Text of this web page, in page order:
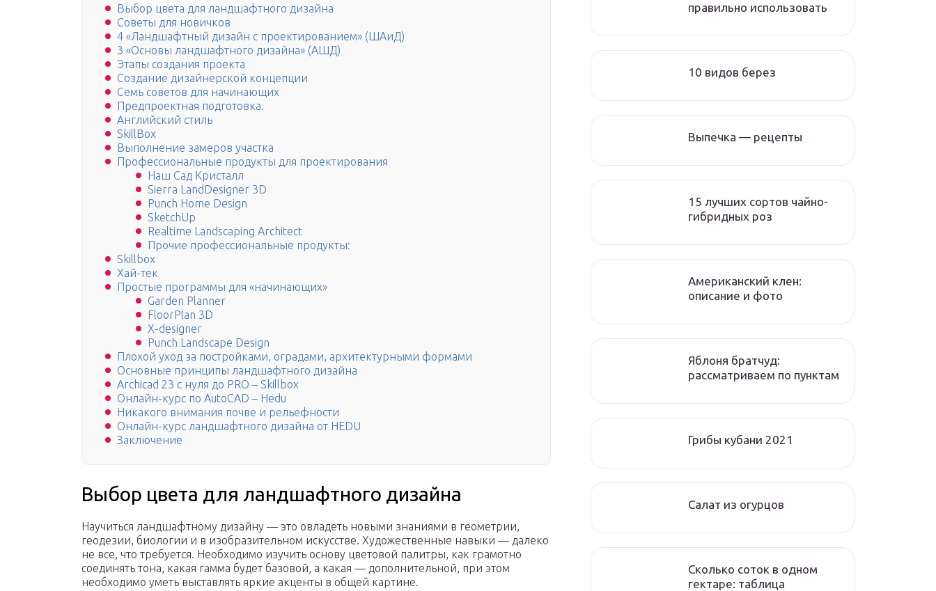
Выбор цвета для ландшафтного дизайна
Советы для новичков
4 «Ландшафтный дизайн с проектированием» (ШАиД)
3 «Основы ландшафтного дизайна» (АШД)
Этапы создания проекта
Создание дизайнерской концепции
Семь советов для начинающих
Предпроектная подготовка.
Английский стиль
SkillBox
Выполнение замеров участка
Профессиональные продукты для проектирования
Наш Сад Кристалл
Sierra LandDesigner 3D
Punch Home Design
SketchUp
Realtime Landscaping Architect
Прочие профессиональные продукты:
Skillbox
Хай-тек
Простые программы для «начинающих»
Garden Planner
FloorPlan 3D
X-designer
Punch Landscape Design
Плохой уход за постройками, оградами, архитектурными формами
Основные принципы ландшафтного дизайна
Archicad 23 с нуля до PRO – Skillbox
Онлайн-курс по AutoCAD – Hedu
Никакого внимания почве и рельефности
Онлайн-курс ландшафтного дизайна от HEDU
Заключение
Выбор цвета для ландшафтного дизайна
Научиться ландшафтному дизайну — это овладеть новыми знаниями в геометрии,
геодезии, биологии и в изобразительном искусстве. Художественные навыки — далеко
не все, что требуется. Необходимо изучить основу цветовой палитры, как грамотно
соединять тона, какая гамма будет базовой, а какая — дополнительной, при этом
необходимо уметь выставлять яркие акценты в общей картине.
правильно использовать
10 видов берез
Выпечка — рецепты
15 лучших сортов чайно-
гибридных роз
Американский клен:
описание и фото
Яблоня братчуд:
рассматриваем по пунктам
Грибы кубани 2021
Салат из огурцов
Сколько соток в одном
гектаре: таблица